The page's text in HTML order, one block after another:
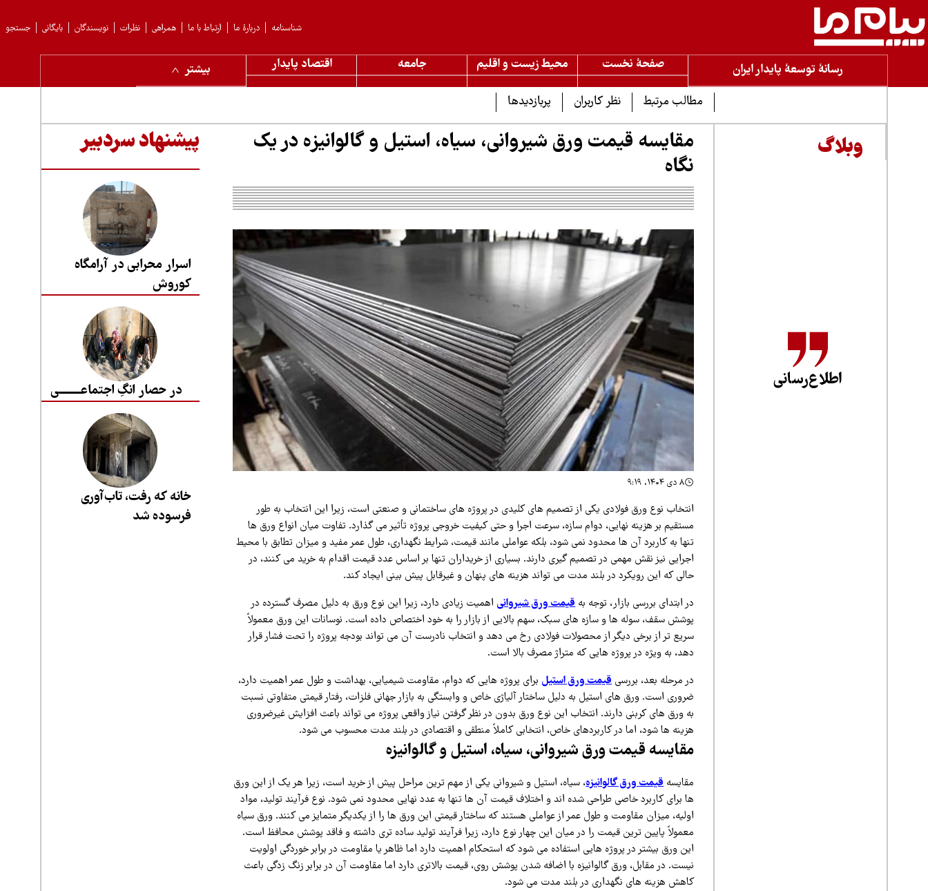
جستجو بایگانی نویسندگان نظرات همراهی ارتباط با ما دربارهٔ ما شناسنامه
رسانۀ توسعۀ پایدار ایران صفحۀ نخست محیط زیست و اقلیم جامعه اقتصاد پایدار
بیشتر
مطالب مرتبط
نظر کاربران پربازدیدها
وبلاگ
اطلاع‌رسانی
مقایسه قیمت ورق شیروانی، سیاه، استیل و گالوانیزه در یک
نگاه
۸ دی ۱۴۰۴، ۹:۱۹
انتخاب نوع ورق فولادی یکی از تصمیم‌ های کلیدی در پروژه‌ های ساختمانی و صنعتی است، زیرا این انتخاب به‌ طور
مستقیم بر هزینه نهایی، دوام سازه، سرعت اجرا و حتی کیفیت خروجی پروژه تأثیر می‌ گذارد. تفاوت میان انواع ورق‌ ها
تنها به کاربرد آن‌ ها محدود نمی‌ شود، بلکه عواملی مانند قیمت، شرایط نگهداری، طول عمر مفید و میزان تطابق با محیط
اجرایی نیز نقش مهمی در تصمیم‌ گیری دارند. بسیاری از خریداران تنها بر اساس عدد قیمت اقدام به خرید می‌ کنند، در
حالی که این رویکرد در بلند مدت می‌ تواند هزینه‌ های پنهان و غیرقابل پیش‌ بینی ایجاد کند.
در ابتدای بررسی بازار، توجه بهقیمت ورق شیروانی اهمیت زیادی دارد، زیرا این نوع ورق به دلیل مصرف گسترده در
پوشش سقف، سوله‌ ها و سازه‌ های سبک، سهم بالایی از بازار را به خود اختصاص داده است. نوسانات این ورق معمولاً
سریع‌ تر از برخی دیگر از محصولات فولادی رخ می‌ دهد و انتخاب نادرست آن می‌ تواند بودجه پروژه را تحت فشار قرار
دهد، به‌ ویژه در پروژه‌ هایی که متراژ مصرف بالا است.
در مرحله بعد، بررسیقیمت ورق استیل برای پروژه‌ هایی که دوام، مقاومت شیمیایی، بهداشت و طول عمر اهمیت دارد،
ضروری است. ورق‌ های استیل به دلیل ساختار آلیاژی خاص و وابستگی به بازار جهانی فلزات، رفتار قیمتی متفاوتی نسبت
به ورق‌ های کربنی دارند. انتخاب این نوع ورق بدون در نظر گرفتن نیاز واقعی پروژه می‌ تواند باعث افزایش غیرضروری
هزینه‌ ها شود، اما در کاربردهای خاص، انتخابی کاملاً منطقی و اقتصادی در بلند مدت محسوب می‌ شود.
مقایسه قیمت ورق شیروانی، سیاه، استیل و گالوانیزه
مقایسهقیمت ورق گالوانیزه، سیاه، استیل و شیروانی یکی از مهم‌ ترین مراحل پیش از خرید است، زیرا هر یک از این ورق‌
ها برای کاربرد خاصی طراحی شده‌ اند و اختلاف قیمت آن‌ ها تنها به عدد نهایی محدود نمی‌ شود. نوع فرآیند تولید، مواد
اولیه، میزان مقاومت و طول عمر از عواملی هستند که ساختار قیمتی این ورق‌ ها را از یکدیگر متمایز می‌ کنند. ورق سیاه
معمولاً پایین‌ ترین قیمت را در میان این چهار نوع دارد، زیرا فرآیند تولید ساده‌ تری داشته و فاقد پوشش محافظ است.
این ورق بیشتر در پروژه‌ هایی استفاده می‌ شود که استحکام اهمیت دارد اما ظاهر یا مقاومت در برابر خوردگی اولویت
نیست. در مقابل، ورق گالوانیزه با اضافه شدن پوشش روی، قیمت بالاتری دارد اما مقاومت آن در برابر زنگ‌ زدگی باعث
کاهش هزینه‌ های نگهداری در بلند مدت می‌ شود.
پیشنهاد سردبیر
اسرار محرابی در آرامگاه
کوروش
در حصار انگِ اجتماعــــــــی
خانه که رفت، تاب‌آوری
فرسوده شد